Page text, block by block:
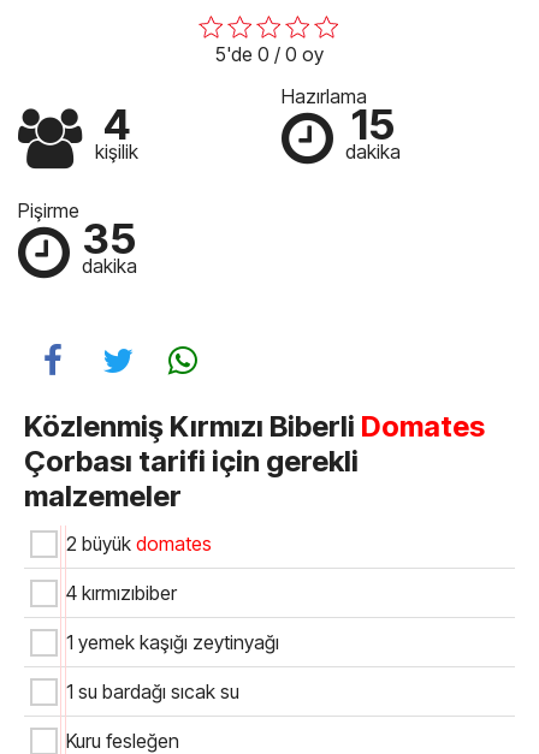
5'de 0 / 0 oy
4
kişilik
Hazırlama
15
dakika
Pişirme
35
dakika
Közlenmiş Kırmızı Biberli Domates
Çorbası tarifi için gerekli
malzemeler
2 büyük domates
4 kırmızıbiber
1 yemek kaşığı zeytinyağı
1 su bardağı sıcak su
Kuru fesleğen